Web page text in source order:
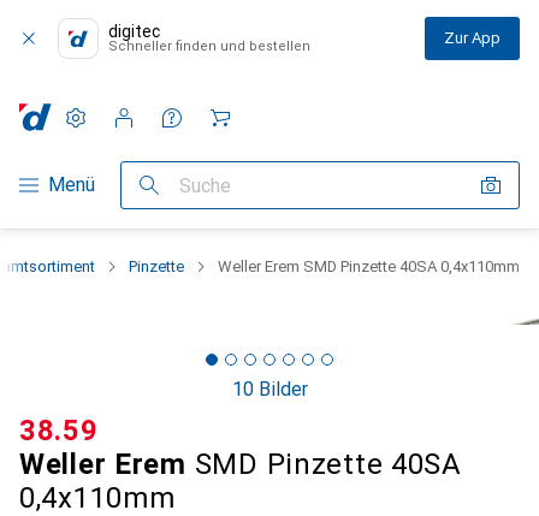
digitec
Schneller finden und bestellen Zur App
Navigation nach Kategorien
Menü Suche
Einstellungen
Kundenkonto
Vergleichslisten
Merklisten
Warenkorb
Pinzette Weller Erem SMD Pinzette 40SA 0,4x110mm
10 Bilder
Weller Erem SMD Pinzette 40SA
0,4x110mm
CHF
38.59